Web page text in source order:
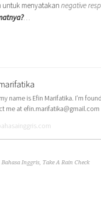
untuk menyatakan negative
…
name is Efin Marifatika. I’m
me at efin.marifatika@gmail.com
Inggris, Take A Rain Check